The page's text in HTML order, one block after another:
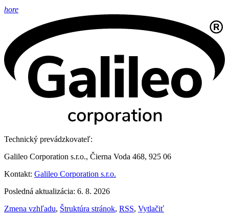
hore
Technický prevádzkovateľ:
Galileo Corporation s.r.o., Čierna Voda 468, 925 06
Kontakt: Galileo Corporation s.r.o.
Posledná aktualizácia: 6. 8. 2026
Zmena vzhľadu, Štruktúra stránok, RSS, Vytlačiť